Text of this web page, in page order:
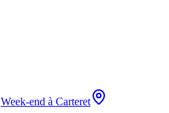
Week-end à Carteret